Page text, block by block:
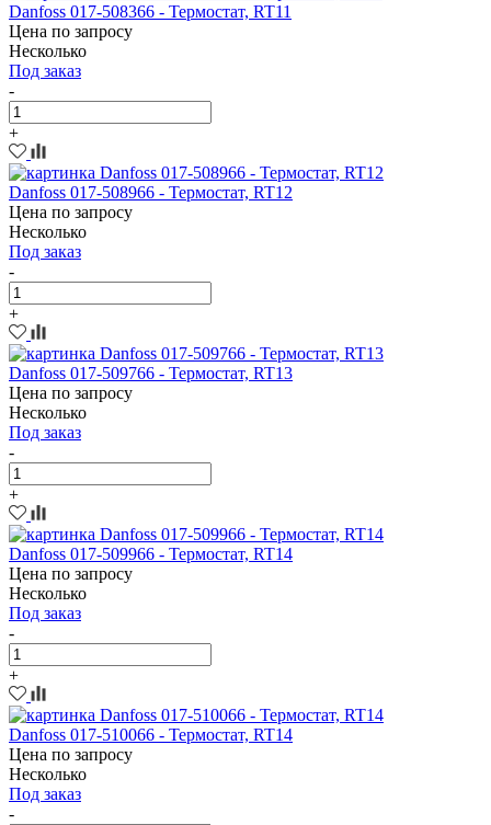
Danfoss 017-508366 - Термостат, RT11
Цена по запросу
Несколько
Под заказ
-
+
Danfoss 017-508966 - Термостат, RT12
Цена по запросу
Несколько
Под заказ
-
+
Danfoss 017-509766 - Термостат, RT13
Цена по запросу
Несколько
Под заказ
-
+
Danfoss 017-509966 - Термостат, RT14
Цена по запросу
Несколько
Под заказ
-
+
Danfoss 017-510066 - Термостат, RT14
Цена по запросу
Несколько
Под заказ
-